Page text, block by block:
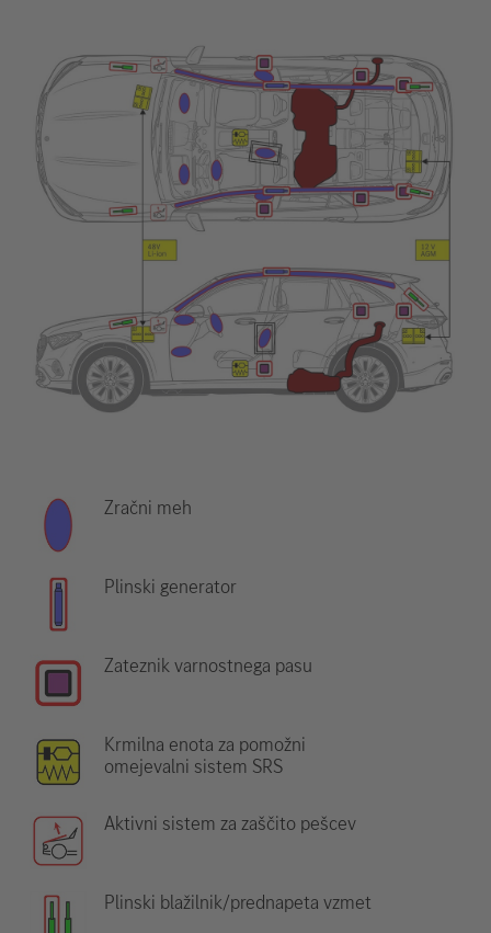
Zračni meh
Plinski generator
Zateznik varnostnega pasu
Krmilna enota za pomožni
omejevalni sistem SRS
Aktivni sistem za zaščito pešcev
Plinski blažilnik/prednapeta vzmet